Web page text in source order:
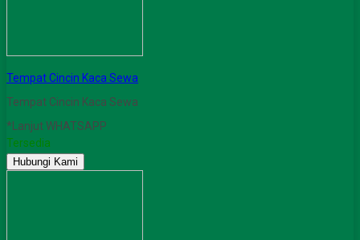
Tempat Cincin Kaca Sewa
Tempat Cincin Kaca Sewa
*Lanjut WHATSAPP
Tersedia
Hubungi Kami